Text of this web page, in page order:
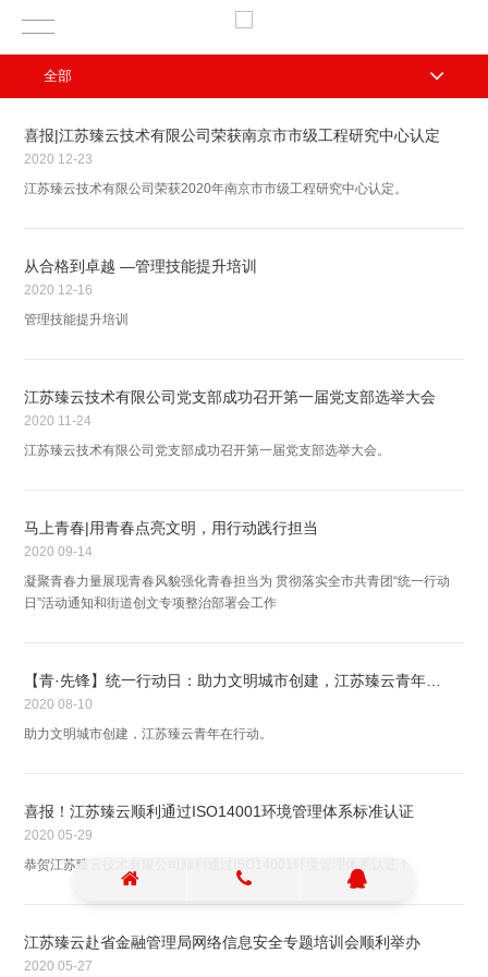
喜报|江苏臻云技术有限公司荣获南京市市级工程研究中心认定
2020 12-23
江苏臻云技术有限公司荣获2020年南京市市级工程研究中心认定。
从合格到卓越 —管理技能提升培训
2020 12-16
管理技能提升培训
江苏臻云技术有限公司党支部成功召开第一届党支部选举大会
2020 11-24
江苏臻云技术有限公司党支部成功召开第一届党支部选举大会。
马上青春|用青春点亮文明，用行动践行担当
2020 09-14
凝聚青春力量展现青春风貌强化青春担当为 贯彻落实全市共青团“统一行动
日”活动通知和街道创文专项整治部署会工作
2020 08-10
助力文明城市创建，江苏臻云青年在行动。
喜报！江苏臻云顺利通过ISO14001环境管理体系标准认证
2020 05-29
恭贺江苏臻云技术有限公司顺利通过ISO14001环境管理体系认证！
江苏臻云赴省金融管理局网络信息安全专题培训会顺利举办
2020 05-27
全部